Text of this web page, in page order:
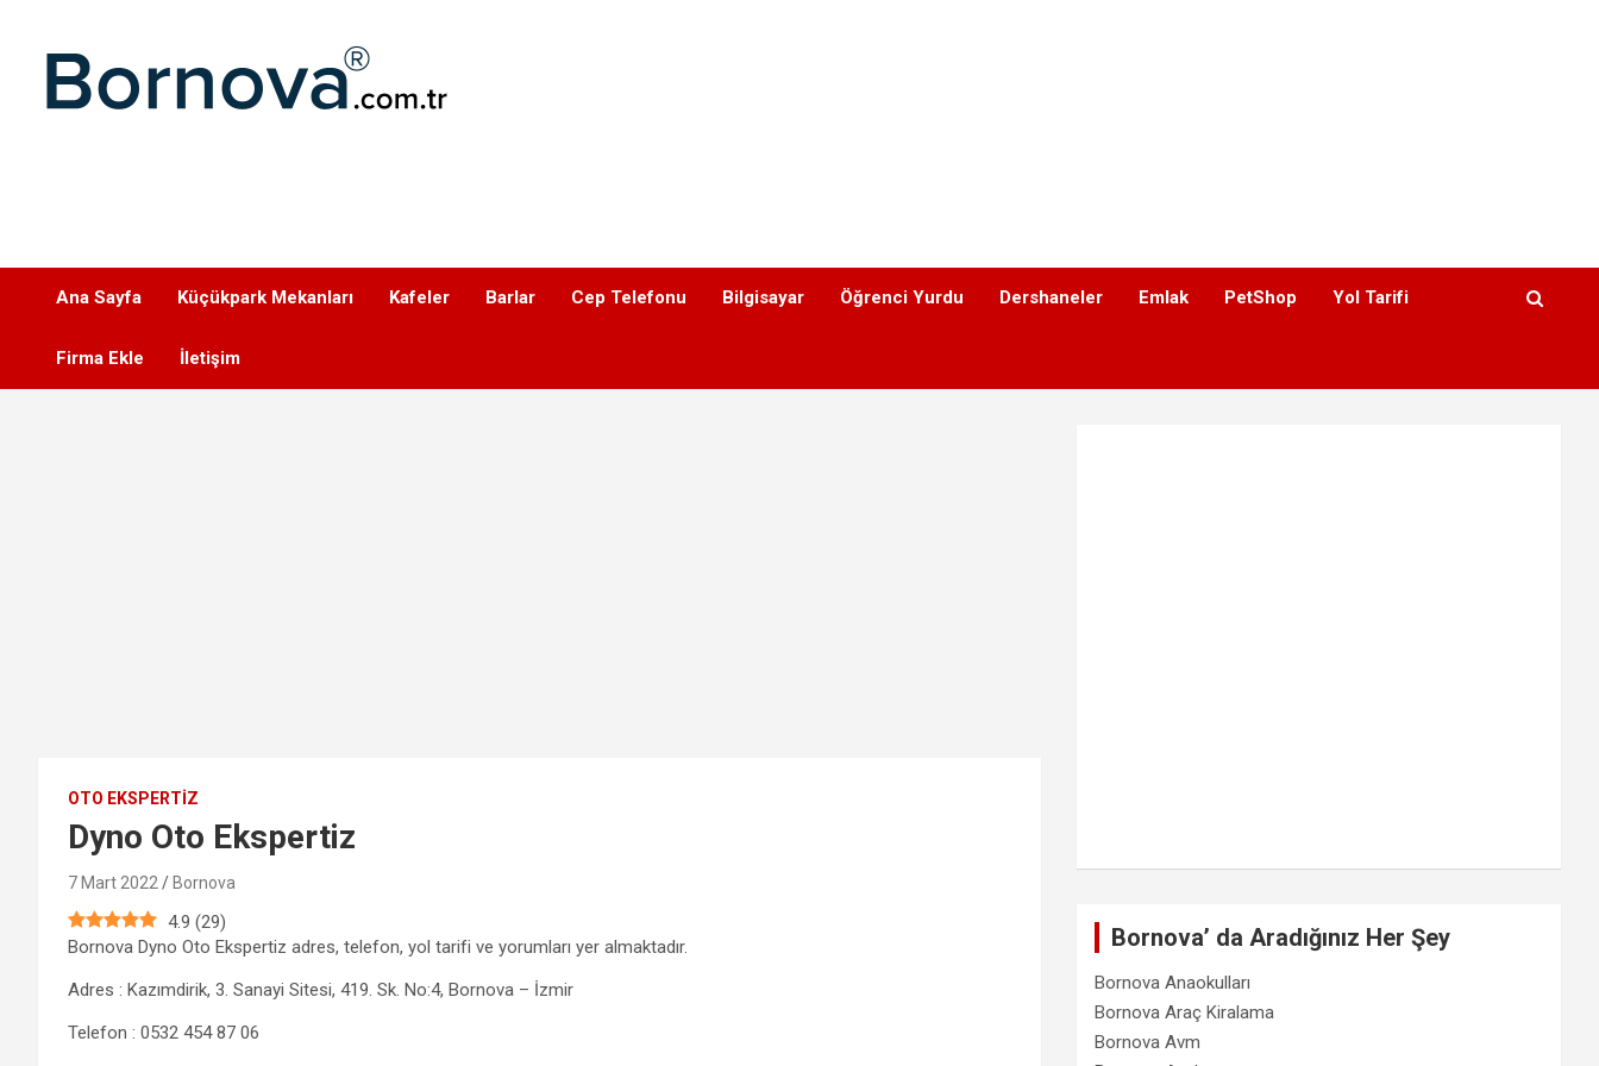
Ana Sayfa Küçükpark Mekanları Kafeler Barlar Cep Telefonu Bilgisayar Öğrenci Yurdu Dershaneler Emlak PetShop Yol Tarifi
Firma Ekle İletişim
OTO EKSPERTIZ
Dyno Oto Ekspertiz
7 Mart 2022 Bornova
4.9 (29)
Bornova Dyno Oto Ekspertiz adres, telefon, yol tarifi ve yorumları yer almaktadır.
Adres : Kazımdirik, 3. Sanayi Sitesi, 419. Sk. No:4, Bornova – İzmir
Telefon : 0532 454 87 06
Bornova’ da Aradığınız Her Şey
Bornova Anaokulları
Bornova Araç Kiralama
Bornova Avm